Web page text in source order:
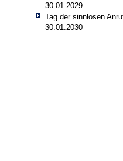
30.01.2029
Tag der sinnlosen
30.01.2030